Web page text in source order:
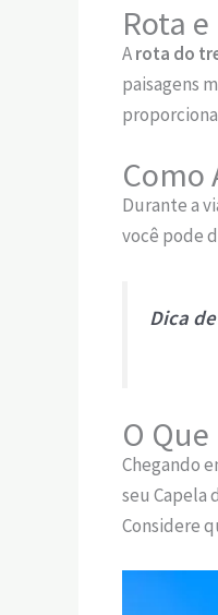
Rota
Arota do
paisagens
Como
Durante a
você pode
Dica
O
Chegando
seu Capela
Considere